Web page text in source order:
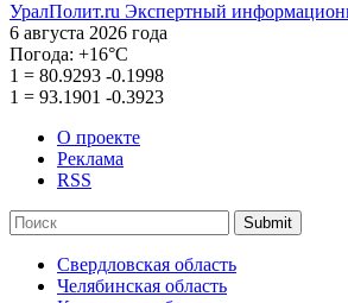
УралПолит.ru Экспертный
6 августа 2026 года
Погода: +16°С
1 = 80.9293 -0.1998
1 = 93.1901 -0.3923
О проекте
Реклама
RSS
Submit
Свердловская область
Челябинская область